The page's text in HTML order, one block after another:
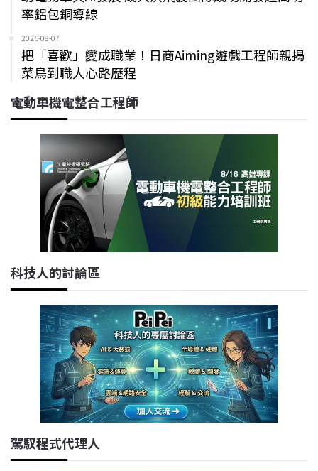
率鋁包銅導線
2026-08-07
把「喜歡」變成職業！日商Aiming遊戲工程師親揭
菜鳥到職人心路歷程
電動車機電整合工程師
科技人的討論區
駕馭程式代理人